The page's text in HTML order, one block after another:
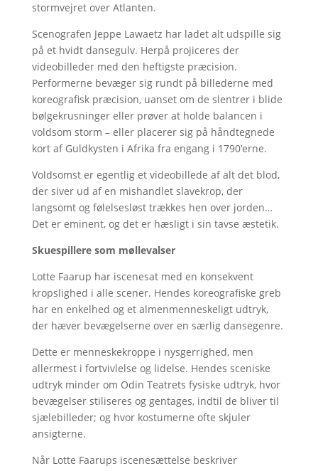
stormvejret over Atlanten.
Scenografen Jeppe Lawaetz har ladet alt udspille sig
på et hvidt dansegulv. Herpå projiceres der
videobilleder med den heftigste præcision.
Performerne bevæger sig rundt på billederne med
koreografisk præcision, uanset om de slentrer i blide
bølgekrusninger eller prøver at holde balancen i
voldsom storm – eller placerer sig på håndtegnede
kort af Guldkysten i Afrika fra engang i 1790’erne.
Voldsomst er egentlig et videobillede af alt det blod,
der siver ud af en mishandlet slavekrop, der
langsomt og følelsesløst trækkes hen over jorden…
Det er eminent, og det er hæsligt i sin tavse æstetik.
Skuespillere som møllevalser
Lotte Faarup har iscenesat med en konsekvent
kropslighed i alle scener. Hendes koreografiske greb
har en enkelhed og et almenmenneskeligt udtryk,
der hæver bevægelserne over en særlig dansegenre.
Dette er menneskekroppe i nysgerrighed, men
allermest i fortvivlelse og lidelse. Hendes sceniske
udtryk minder om Odin Teatrets fysiske udtryk, hvor
bevægelser stiliseres og gentages, indtil de bliver til
sjælebilleder; og hvor kostumerne ofte skjuler
ansigterne.
Når Lotte Faarups iscenesættelse beskriver